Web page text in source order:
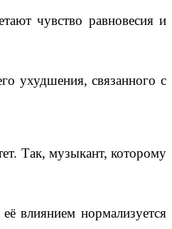
чувство равновесия и
ухудшения, связанного с
Так, музыкант, которому
влиянием нормализуется